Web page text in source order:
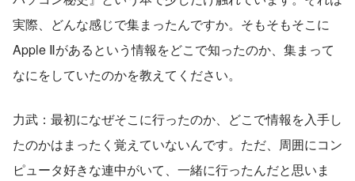
実際、どんな感じで集まったんですか。そもそもそこに
Apple Ⅱがあるという情報をどこで知ったのか、集まって
なにをしていたのかを教えてください。
力武：最初になぜそこに行ったのか、どこで情報を入手し
たのかはまったく覚えていないんです。ただ、周囲にコン
ピュータ好きな連中がいて、一緒に行ったんだと思いま